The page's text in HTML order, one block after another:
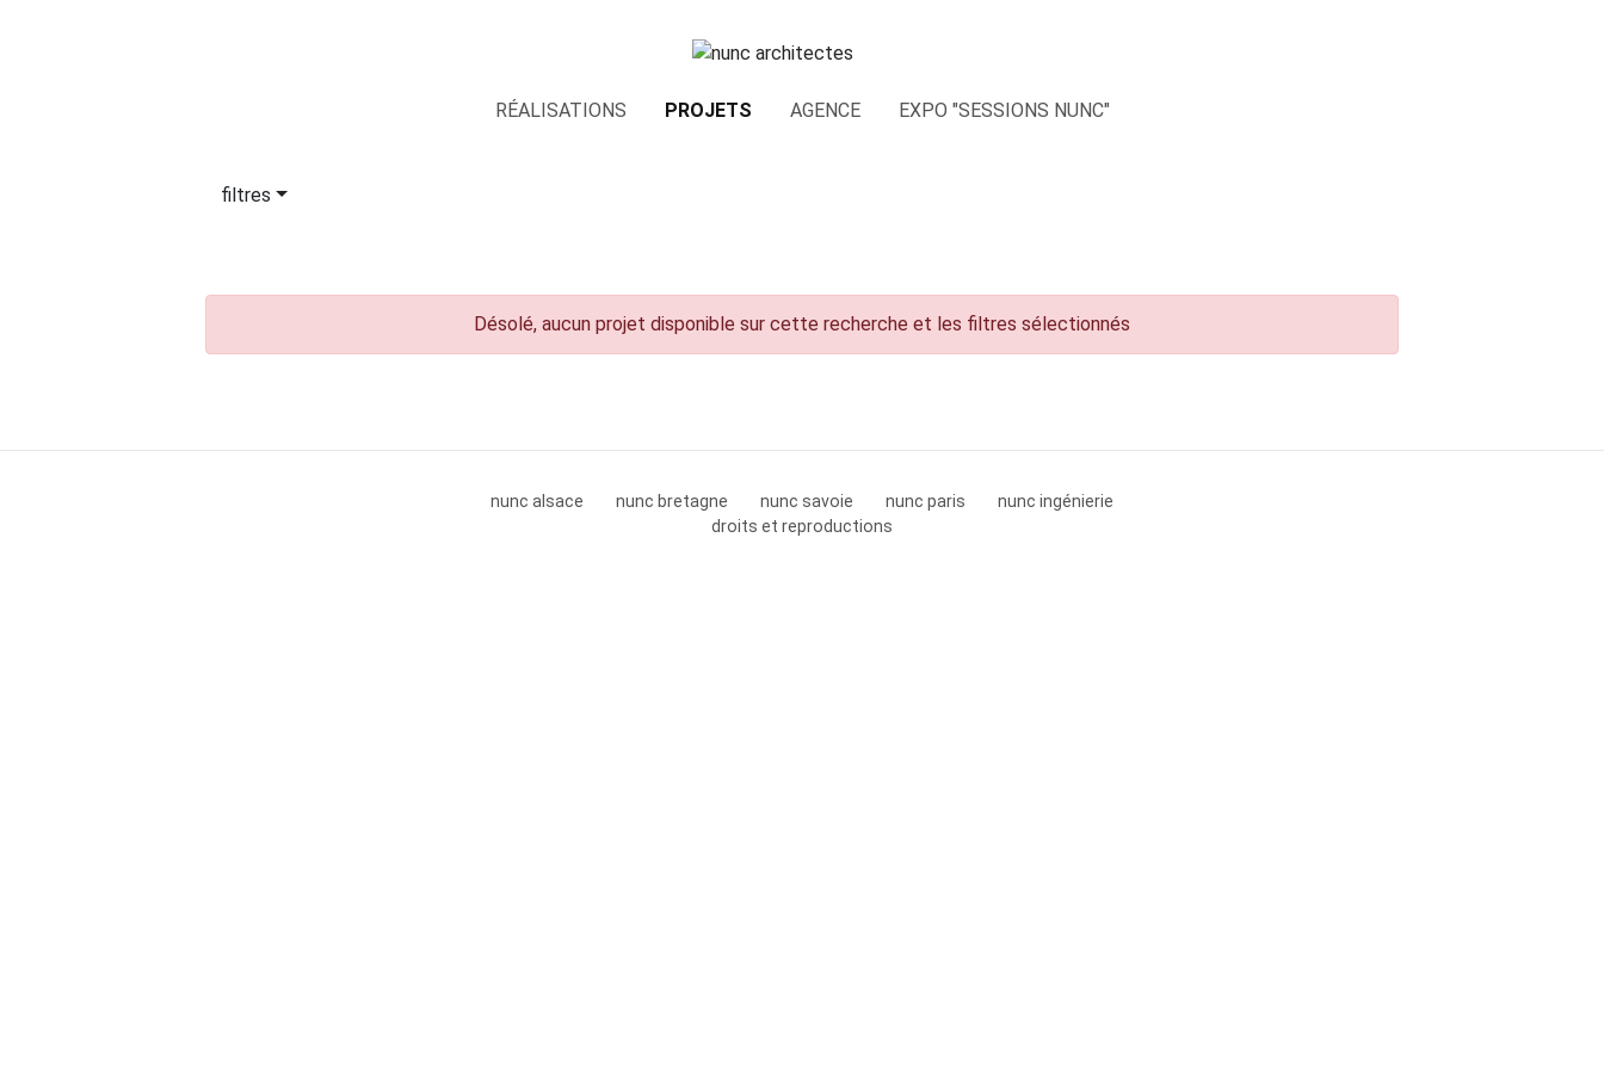
RÉALISATIONS PROJETS AGENCE EXPO "SESSIONS NUNC"
filtres
Désolé, aucun projet disponible sur cette recherche et les filtres sélectionnés
nunc alsace nunc bretagne nunc savoie nunc paris
nunc ingénierie
droits et reproductions